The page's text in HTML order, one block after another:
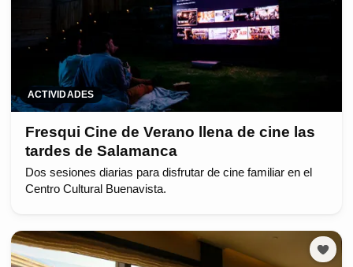
ACTIVIDADES
Fresqui Cine de Verano llena de cine las
tardes de Salamanca
Dos sesiones diarias para disfrutar de cine familiar en el
Centro Cultural Buenavista.